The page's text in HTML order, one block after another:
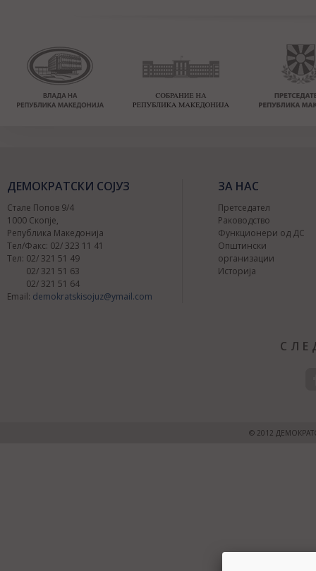
ДЕМОКРАТСКИ СОЈУЗ
Стале Попов 9/4
1000 Скопје,
Република Македонија
Тел/Факс: 02/ 323 11 41
Тел: 02/ 321 51 49
02/ 321 51 63
02/ 321 51 64
Email: demokratskisojuz@ymail.com
ЗА НАС
Претседател
Раководство
Функционери од ДС
Општински
организации
Историја
© 2012